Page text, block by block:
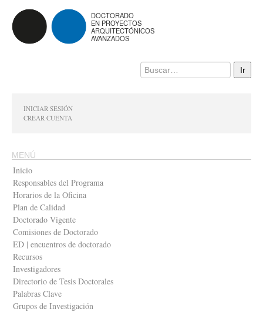
DOCTORADO
EN PROYECTOS
ARQUITECTÓNICOS
AVANZADOS
INICIAR SESIÓN
CREAR CUENTA
MENÚ
Inicio
Responsables del Programa
Horarios de la Oficina
Plan de Calidad
Doctorado Vigente
Comisiones de Doctorado
ED | encuentros de doctorado
Recursos
Investigadores
Directorio de Tesis Doctorales
Palabras Clave
Grupos de Investigación